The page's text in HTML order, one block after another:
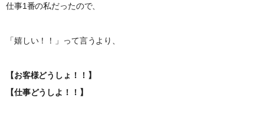
仕事1番の私だったので、
「嬉しい！！」って言うより、
【お客様どうしょ！！】
【仕事どうしよ！！】